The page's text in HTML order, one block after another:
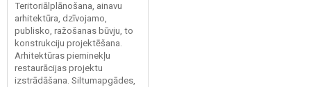
Teritoriālplānošana, ainavu
arhitektūra, dzīvojamo,
publisko, ražošanas būvju, to
konstrukciju projektēšana.
Arhitektūras pieminekļu
restaurācijas projektu
izstrādāšana. Siltumapgādes,